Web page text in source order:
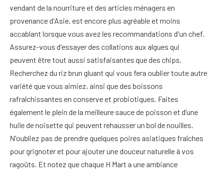
vendant de la nourriture et des articles ménagers en
provenance d'Asie, est encore plus agréable et moins
accablant lorsque vous avez les recommandations d'un chef.
Assurez-vous d'essayer des collations aux algues qui
peuvent être tout aussi satisfaisantes que des chips.
Recherchez du riz brun gluant qui vous fera oublier toute autre
variété que vous aimiez, ainsi que des boissons
rafraîchissantes en conserve et probiotiques. Faites
également le plein de la meilleure sauce de poisson et d’une
huile de noisette qui peuvent rehausser un bol de nouilles.
N'oubliez pas de prendre quelques poires asiatiques fraîches
pour grignoter et pour ajouter une douceur naturelle à vos
ragoûts. Et notez que chaque H Mart a une ambiance